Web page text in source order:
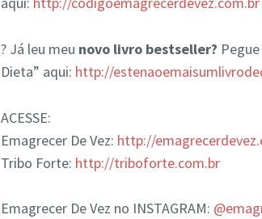
? Já leu meu novo livro bestseller?
Dieta” aqui: http://
ACESSE:
Emagrecer De Vez: http://
Tribo Forte: http://triboforte.com.br
Emagrecer De Vez no INSTAGRAM: